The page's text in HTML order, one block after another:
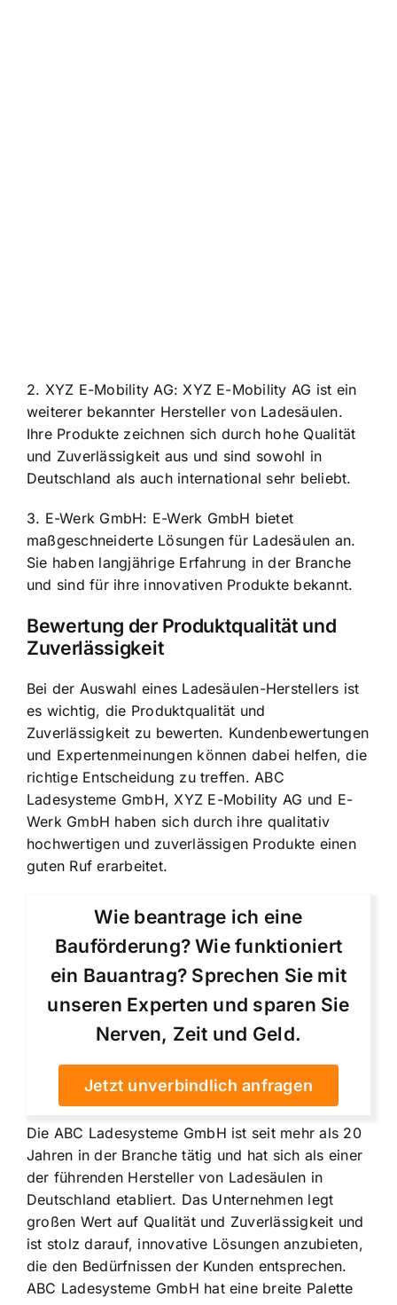
2. XYZ E-Mobility AG: XYZ E-Mobility AG ist ein
weiterer bekannter Hersteller von Ladesäulen.
Ihre Produkte zeichnen sich durch hohe Qualität
und Zuverlässigkeit aus und sind sowohl in
Deutschland als auch international sehr beliebt.
3. E-Werk GmbH: E-Werk GmbH bietet
maßgeschneiderte Lösungen für Ladesäulen an.
Sie haben langjährige Erfahrung in der Branche
und sind für ihre innovativen Produkte bekannt.
Bewertung der Produktqualität und
Zuverlässigkeit
Bei der Auswahl eines Ladesäulen-Herstellers ist
es wichtig, die Produktqualität und
Zuverlässigkeit zu bewerten. Kundenbewertungen
und Expertenmeinungen können dabei helfen, die
richtige Entscheidung zu treffen. ABC
Ladesysteme GmbH, XYZ E-Mobility AG und E-
Werk GmbH haben sich durch ihre qualitativ
hochwertigen und zuverlässigen Produkte einen
guten Ruf erarbeitet.
Wie beantrage ich eine
Bauförderung? Wie funktioniert
ein Bauantrag? Sprechen Sie mit
unseren Experten und sparen Sie
Nerven, Zeit und Geld.
Jetzt unverbindlich anfragen
Die ABC Ladesysteme GmbH ist seit mehr als 20
Jahren in der Branche tätig und hat sich als einer
der führenden Hersteller von Ladesäulen in
Deutschland etabliert. Das Unternehmen legt
großen Wert auf Qualität und Zuverlässigkeit und
ist stolz darauf, innovative Lösungen anzubieten,
die den Bedürfnissen der Kunden entsprechen.
ABC Ladesysteme GmbH hat eine breite Palette